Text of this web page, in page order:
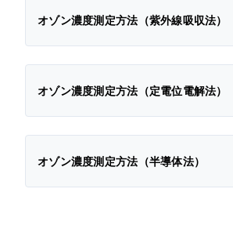
オゾン濃度測定方法（紫外線吸収法）
オゾン濃度測定方法（定電位電解法）
オゾン濃度測定方法（半導体法）